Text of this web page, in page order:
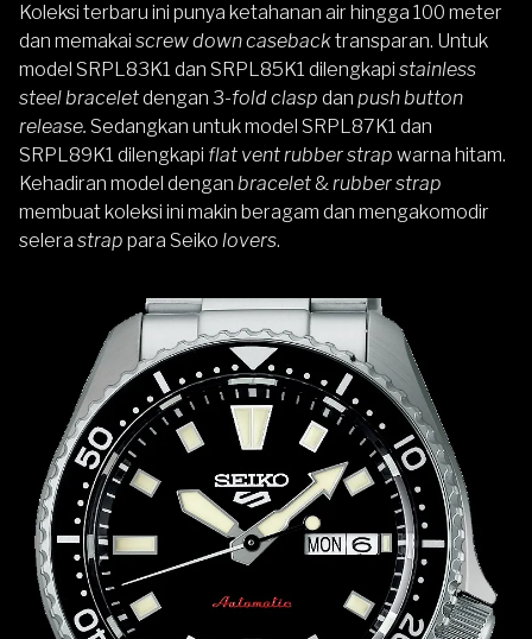
Koleksi terbaru ini punya ketahanan air hingga 100 meter
dan memakai screw down casebacktransparan. Untuk
model SRPL83K1 dan SRPL85K1 dilengkapi stainless
steel braceletdengan 3-fold clasp dan push button
release. Sedangkan untuk model SRPL87K1 dan
SRPL89K1 dilengkapi flat vent rubber strap warna hitam.
Kehadiran model dengan bracelet &rubber strap
membuat koleksi ini makin beragam dan mengakomodir
selera strap para Seiko lovers.